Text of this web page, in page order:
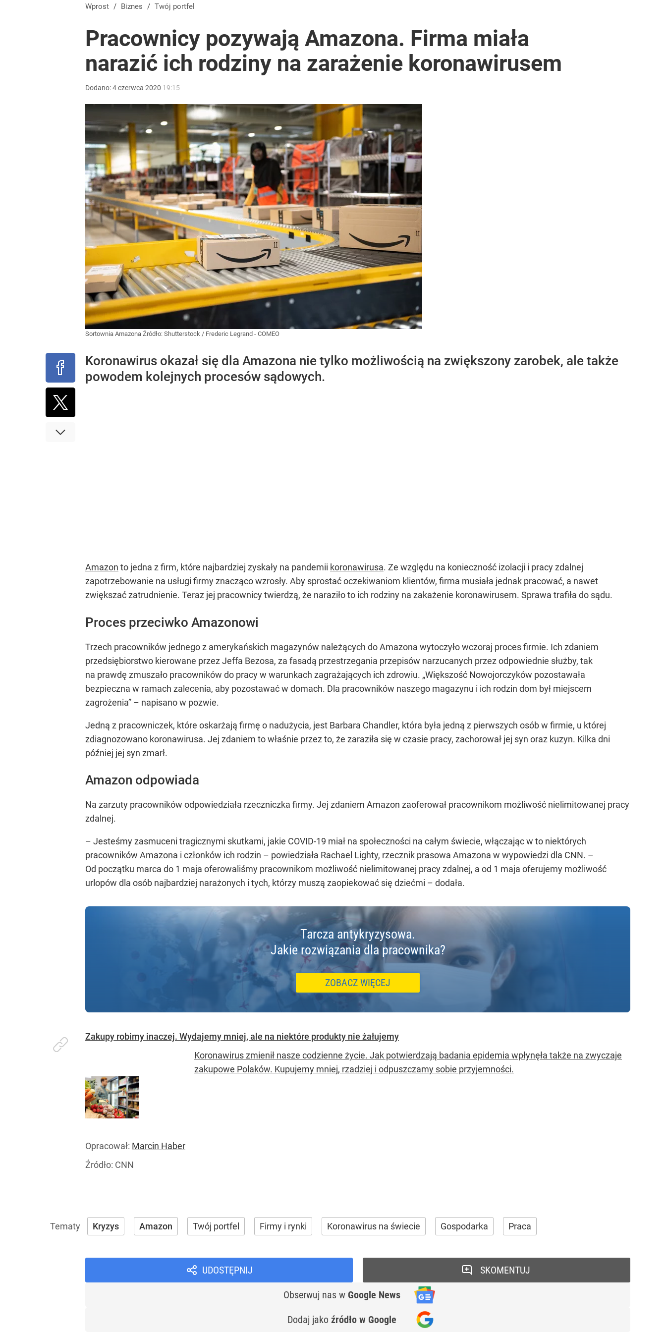
Sąd rozprawił się z bankową fikcją. „Niby-potrącenia” pod ostrzałem
Prawdziwa wartość różnorodności
Gen. Pawlikowski: Przywiozłem cenną lekcję z Danii. Tego potrzebuje dziś cała Europa
Wprost / Biznes / Twój portfel
Pracownicy pozywają Amazona. Firma miała
narazić ich rodziny na zarażenie koronawirusem
Dodano:4czerwca 2020 19:15
Sortownia Amazona Źródło: Shutterstock / Frederic Legrand - COMEO
Koronawirus okazał się dla Amazona nie tylko możliwością na zwiększony zarobek, ale także
powodem kolejnych procesów sądowych.
Amazon to jedna z firm, które najbardziej zyskały na pandemii koronawirusa. Ze względu na konieczność izolacji i pracy zdalnej
zapotrzebowanie na usługi firmy znacząco wzrosły. Aby sprostać oczekiwaniom klientów, firma musiała jednak pracować, a nawet
zwiększać zatrudnienie. Teraz jej pracownicy twierdzą, że naraziło to ich rodziny na zakażenie koronawirusem. Sprawa trafiła do sądu.
Proces przeciwko Amazonowi
Trzech pracowników jednego z amerykańskich magazynów należących do Amazona wytoczyło wczoraj proces firmie. Ich zdaniem
przedsiębiorstwo kierowane przez Jeffa Bezosa, za fasadą przestrzegania przepisów narzucanych przez odpowiednie służby, tak
na prawdę zmuszało pracowników do pracy w warunkach zagrażających ich zdrowiu. „Większość Nowojorczyków pozostawała
bezpieczna w ramach zalecenia, aby pozostawać w domach. Dla pracowników naszego magazynu i ich rodzin dom był miejscem
zagrożenia” – napisano w pozwie.
Jedną z pracowniczek, które oskarżają firmę o nadużycia, jest Barbara Chandler, która była jedną z pierwszych osób w firmie, u której
zdiagnozowano koronawirusa. Jej zdaniem to właśnie przez to, że zaraziła się w czasie pracy, zachorował jej syn oraz kuzyn. Kilka dni
później jej syn zmarł.
Amazon odpowiada
Na zarzuty pracowników odpowiedziała rzeczniczka firmy. Jej zdaniem Amazon zaoferował pracownikom możliwość nielimitowanej pracy
zdalnej.
– Jesteśmy zasmuceni tragicznymi skutkami, jakie COVID-19 miał na społeczności na całym świecie, włączając w to niektórych
pracowników Amazona i członków ich rodzin – powiedziała Rachael Lighty, rzecznik prasowa Amazona w wypowiedzi dla CNN. –
Od początku marca do 1 maja oferowaliśmy pracownikom możliwość nielimitowanej pracy zdalnej, a od 1 maja oferujemy możliwość
urlopów dla osób najbardziej narażonych i tych, którzy muszą zaopiekować się dziećmi – dodała.
Tarcza antykryzysowa.
Jakie rozwiązania dla pracownika?
ZOBACZ WIĘCEJ
Zakupy robimy inaczej. Wydajemy mniej, ale na niektóre produkty nie żałujemy
Koronawirus zmienił nasze codzienne życie. Jak potwierdzają badania epidemia wpłynęła także na zwyczaje
zakupowe Polaków. Kupujemy mniej, rzadziej i odpuszczamy sobie przyjemności.
Opracował: Marcin Haber
Źródło: CNN
Kryzys Amazon Twój portfel Firmy i rynki Koronawirus na świecie Gospodarka Praca
UDOSTĘPNIJ
Obserwuj nas w Google News
Dodaj jako źródło w Google
SKOMENTUJ